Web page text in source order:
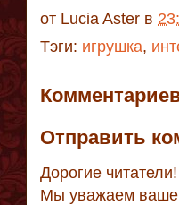
от Lucia Aster в
Тэги: игрушка,
Отправить
Дорогие читатели!
Мы уважаем ваше